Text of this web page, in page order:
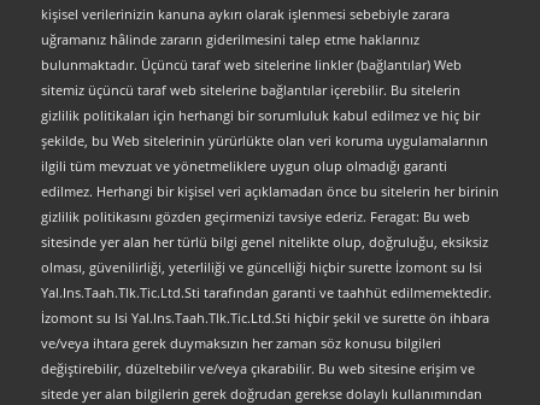
kişisel verilerinizin kanuna aykırı olarak işlenmesi sebebiyle zarara
uğramanız hâlinde zararın giderilmesini talep etme haklarınız
bulunmaktadır. Üçüncü taraf web sitelerine linkler (bağlantılar) Web
sitemiz üçüncü taraf web sitelerine bağlantılar içerebilir. Bu sitelerin
gizlilik politikaları için herhangi bir sorumluluk kabul edilmez ve hiç bir
şekilde, bu Web sitelerinin yürürlükte olan veri koruma uygulamalarının
ilgili tüm mevzuat ve yönetmeliklere uygun olup olmadığı garanti
edilmez. Herhangi bir kişisel veri açıklamadan önce bu sitelerin her birinin
gizlilik politikasını gözden geçirmenizi tavsiye ederiz. Feragat: Bu web
sitesinde yer alan her türlü bilgi genel nitelikte olup, doğruluğu, eksiksiz
olması, güvenilirliği, yeterliliği ve güncelliği hiçbir surette İzomont su Isi
Yal.Ins.Taah.Tlk.Tic.Ltd.Sti tarafından garanti ve taahhüt edilmemektedir.
İzomont su Isi Yal.Ins.Taah.Tlk.Tic.Ltd.Sti hiçbir şekil ve surette ön ihbara
ve/veya ihtara gerek duymaksızın her zaman söz konusu bilgileri
değiştirebilir, düzeltebilir ve/veya çıkarabilir. Bu web sitesine erişim ve
sitede yer alan bilgilerin gerek doğrudan gerekse dolaylı kullanımından